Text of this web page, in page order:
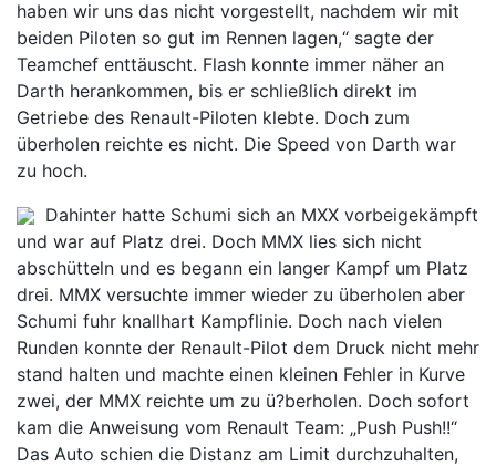
haben wir uns das nicht vorgestellt, nachdem wir mit
beiden Piloten so gut im Rennen lagen,“ sagte der
Teamchef enttäuscht. Flash konnte immer näher an
Darth herankommen, bis er schließlich direkt im
Getriebe des Renault-Piloten klebte. Doch zum
überholen reichte es nicht. Die Speed von Darth war
zu hoch.
Dahinter hatte Schumi sich an MXX vorbeigekämpft
und war auf Platz drei. Doch MMX lies sich nicht
abschütteln und es begann ein langer Kampf um Platz
drei. MMX versuchte immer wieder zu überholen aber
Schumi fuhr knallhart Kampflinie. Doch nach vielen
Runden konnte der Renault-Pilot dem Druck nicht mehr
stand halten und machte einen kleinen Fehler in Kurve
zwei, der MMX reichte um zu ü?berholen. Doch sofort
kam die Anweisung vom Renault Team: „Push Push!!“
Das Auto schien die Distanz am Limit durchzuhalten,